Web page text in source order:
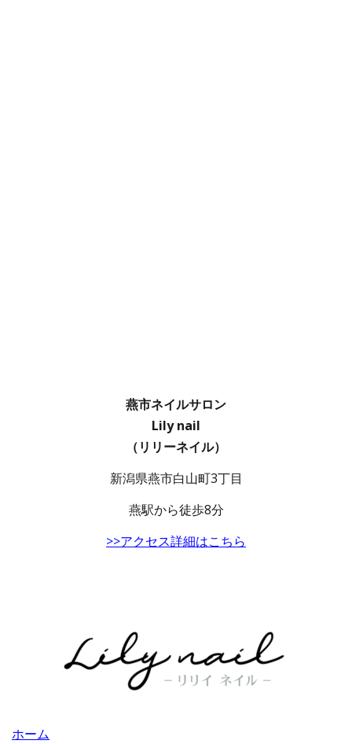
燕市ネイルサロン
Lily nail
（リリーネイル）
新潟県燕市白山町3丁目
燕駅から徒歩8分
>>アクセス詳細はこちら
ホーム